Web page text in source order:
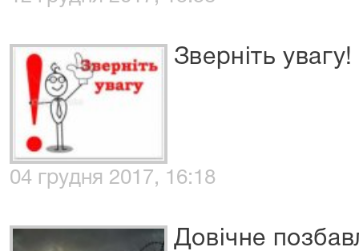
Зверніть увагу!
04 грудня 2017, 16:18
Довічне